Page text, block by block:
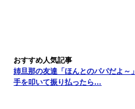
姉旦那の友達「ほんとのパパだよ
手を叩いて振り払ったら…